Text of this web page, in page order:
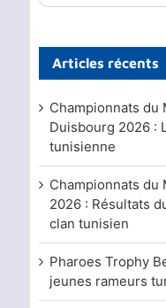
Articles récents
Championnats du
Duisbourg 2026 :
tunisienne
Championnats du
2026 : Résultats
clan tunisien
Pharoes Trophy
jeunes rameurs